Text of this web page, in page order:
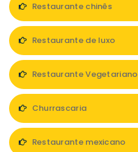
Restaurante chinês
Restaurante de luxo
Restaurante Vegetariano
Churrascaria
Restaurante mexicano